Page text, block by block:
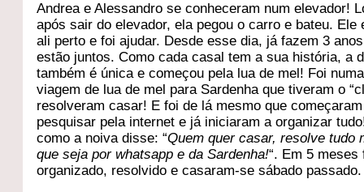
Andrea e Alessandro se conheceram num elevador!
após sair do elevador, ela pegou o carro e bateu. Ele
ali perto e foi ajudar. Desde esse dia, já fazem 3
estão juntos. Como cada casal tem a sua história, a
também é única e começou pela lua de mel! Foi numa
viagem de lua de mel para Sardenha que tiveram o
resolveram casar! E foi de lá mesmo que
pesquisar pela internet e já iniciaram a organizar
como a noiva disse: “Quem quer casar, resolve tudo
que seja por whatsapp e da Sardenha!“. Em 5 meses
organizado, resolvido e casaram-se sábado passado.